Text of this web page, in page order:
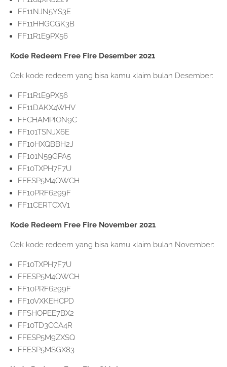
FF11NJN5YS3E
FF11HHGCGK3B
FF11R1E9PX56
Kode Redeem Free Fire Desember 2021
Cek kode redeem yang bisa kamu klaim bulan Desember:
FF11R1E9PX56
FF11DAKX4WHV
FFCHAMPION9C
FF101TSNJX6E
FF10HXQBBH2J
FF101N59GPA5
FF10TXPH7F7U
FFESP5M4QWCH
FF10PRF6299F
FF11CERTCXV1
Kode Redeem Free Fire November 2021
Cek kode redeem yang bisa kamu klaim bulan November:
FF10TXPH7F7U
FFESP5M4QWCH
FF10PRF6299F
FF10VXKEHCPD
FFSHOPEE7BX2
FF10TD3CCA4R
FFESP5M9ZXSQ
FFESP5MSGX83